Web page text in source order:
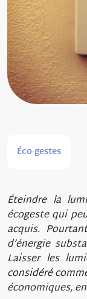
Éco-gestes
Éteindre la
écogeste qui
acquis.
d’énergie
Laisser les
considéré
économiques,